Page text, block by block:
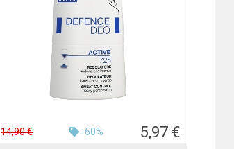
14,90 € -60% 5,97 €